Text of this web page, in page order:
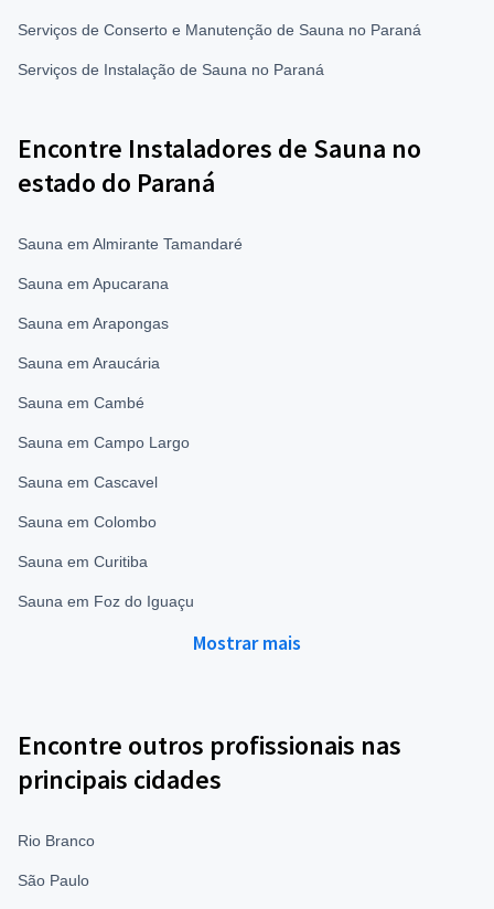
Serviços de Conserto e Manutenção de Sauna no Paraná
Serviços de Instalação de Sauna no Paraná
Encontre Instaladores de Sauna no
estado do Paraná
Sauna em Almirante Tamandaré
Sauna em Apucarana
Sauna em Arapongas
Sauna em Araucária
Sauna em Cambé
Sauna em Campo Largo
Sauna em Cascavel
Sauna em Colombo
Sauna em Curitiba
Sauna em Foz do Iguaçu
Mostrar mais
Encontre outros profissionais nas
principais cidades
Rio Branco
São Paulo